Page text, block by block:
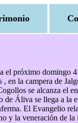
el próximo domingo
en la campera de
se alcanza el
Áliva se llega a la
El Evangelio
y la veneración de